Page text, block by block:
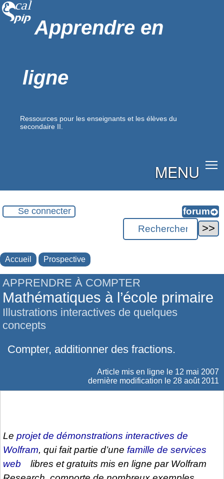
Apprendre en
ligne
Ressources pour les enseignants et les élèves du
secondaire II.
MENU
Se connecter
Accueil Prospective
APPRENDRE À COMPTER
Mathématiques à l’école primaire
Illustrations interactives de quelques
concepts
Compter, additionner des fractions.
Article mis en ligne le 12 mai 2007
dernière modification le 28 août 2011
Le projet de démonstrations interactives de
Wolfram, qui fait partie d’une famille de services
web
libres et gratuits mis en ligne par Wolfram